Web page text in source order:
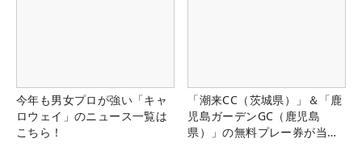
今年も男女プロが強い「キャ
ロウェイ」のニュース一覧は
こちら！
「潮来CC（茨城県）」＆「鹿
児島ガーデンGC（鹿児島
県）」の無料プレー券が当た